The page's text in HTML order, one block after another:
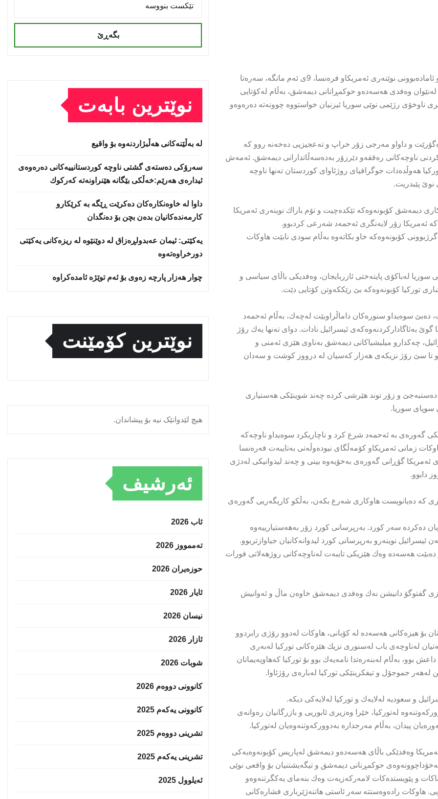
له‌دوایین كۆبونه‌وه‌ی نێوان هه‌سه‌ده‌و رژیمی نوێی سوریا به‌نێوانگرى و ئاماده‌بوونی نوێنه‌ری ئه‌مریكاو فره‌نسا، 9ی ئه‌م مانگه‌، سه‌رەتا
وه‌فدی هه‌سه‌دەو حوكمڕانانی دیمه‌شق، به‌ڵام له‌كۆتایی
ناوخۆی رژێمی نوێی سوریا ئیزنیان خواستووه‌ چوونه‌ته‌ ده‌ره‌وه‌و
ده‌گۆرێت و داواو مه‌رجی زۆر خراپ و ته‌عجیزیی ده‌خه‌نه‌ روو كه‌
ناوچه‌كانی ره‌ققه‌و دێرزۆر به‌ده‌سه‌ڵاتدارانی دیمه‌شق. ئه‌مه‌ش
هه‌وڵده‌دات جوگرافیای روژئاوای كوردستان ته‌نها ناوچه‌
پێبدریت.
دیمه‌شق كۆبونه‌وه‌كه‌ تێكده‌چیت و تۆم باراك نوینه‌رى ئه‌مریكا
ئه‌مریكا زۆر لایه‌نگری ئه‌حمه‌د شه‌رعی كردبوو.
كۆبونه‌وه‌كه‌ خاو بكاته‌وه‌ به‌ڵام سودی نابێت هاوکات‌
شه‌رع و وه‌فدێكی سوریا له‌باكۆی پایته‌ختی ئازربایجان، وه‌فدیكی باڵای سیاسی و
توركیا كۆبونه‌وه‌كه‌ بێ رێككه‌وتن كۆتایی دێت.
ده‌بێ سوه‌یداو سنوره‌كان داماڵراوبێت له‌چه‌ك، به‌ڵام ئه‌حمه‌د
به‌ئاگاداركردنه‌وەكەی ئیسرائیل نادات. دوای ته‌نها یه‌ك رۆژ
چه‌كدارو میلیشیاكانی دیمه‌شق به‌ناوی هێزی ئه‌منی و
تا سێ رۆژ نزیكه‌ی هه‌زار كه‌سیان لە درووز كوشت و سه‌دان
دەستبەجێ و زۆر توند هێرشی كرده‌ چه‌ند شوینێكی هه‌ستیاری
سوپای سوریا.
گه‌وره‌ی به‌ ئه‌حمه‌د شرع كرد و ناچاریکرد سوه‌یداو ناوچه‌كه‌
زمانی ئه‌مریكاو كۆمه‌ڵگای نیوده‌وڵه‌تی به‌تایبه‌ت فه‌ره‌نسا
ئه‌مریكا گۆڕانی گه‌وره‌ی به‌خۆیه‌وه‌ بینی و چه‌ند لیدوانیكی له‌دژی
دابوو.
كه‌ ده‌یانویست هاوكاری شه‌رع بكه‌ن، به‌ڵكو كاریگه‌ریی گه‌وره‌ی
ده‌كرده‌ سه‌ر كورد. به‌رپرسانی كورد زۆر به‌هه‌ستیارییه‌وه‌
نوینه‌رو به‌رپرسانی كورد لیدوانه‌كانیان جیاوازتربوو.
ده‌بێت هه‌سه‌ده‌ وه‌ك هێزیكی تایبه‌ت له‌ناوچه‌كانی روژهه‌لاتی فورات
گفتوگۆ دانیشن نه‌ك وه‌فدی دیمه‌شق خاوه‌ن ماڵ و ئه‌وانیش
بۆ هیزه‌كانی هه‌سه‌ده‌ له‌ كۆبانی، هاوكات له‌دوو رۆژی رابردوو
له‌ناوچه‌ی باب له‌سنوری نزیك هێزه‌كانی توركیا له‌به‌ری
بوو، به‌ڵام له‌بنه‌ره‌تدا نامه‌یه‌ك بوو بۆ توركیا كه‌هاوپەیمانان
جموجۆل و تیفكرینێكی توركیا له‌باره‌ی رۆژئاوا.
و سعودیه‌ له‌لایه‌ك و توركیا له‌لایه‌كی دیكه‌.
له‌توركیا، خێرا وه‌زیری ئابوریی و بازرگانیان ره‌وانه‌ی
ئه‌مریكا وه‌فدێكی باڵای هه‌سه‌ده‌و دیمەشق‌ له‌پاریس كۆبونه‌وه‌یه‌كی
حوكمڕنانی دیمەشق و تیگه‌یشتنیان بۆ واقعی نوێى
و پێویستده‌كات لامه‌ركه‌زیه‌ت وه‌ك بنه‌مای یه‌كگرتنه‌وه‌و
هاوكات راده‌وه‌ستته‌ سه‌ر ئاستی هاتنه‌ژێرباری فشاره‌كانی
بگەڕێ
نوێترین بابەت
لە بەڵێنەکانی هەڵبژاردنەوە بۆ واقیع
سه‌رۆكی دەستەی گشتی ناوچە كوردستانییەكانی دەرەوەی
ئیدارەی هەرێم:خه‌ڵكی بێگانه‌ هێنراونه‌ته‌ كه‌ركوك
داوا لە خاوەنکارەکان دەکرێت ڕێگە بە کرێکارو
کارمەندەکانیان بدەن بچن بۆ دەنگدان
یه‌كێتی: ئیمان عه‌بدولڕه‌زاق له‌ دوێنێوه‌ له‌ ریزه‌كانی یه‌كێتی
دورخراوه‌ته‌وه‌
چوار هەزار پارچە زەوی بۆ ئەم توێژە ئامدەکراوە
نوێترین کۆمێنت
هیچ لێدوانێک نیە بۆ پیشاندان.
ئەرشیف
ئاب 2026
تەممووز 2026
حوزه‌یران 2026
ئایار 2026
نیسان 2026
ئازار 2026
شوبات 2026
کانوونی دووەم 2026
کانوونی یەکەم 2025
تشرینی دووەم 2025
تشرینی یەکەم 2025
ئەیلوول 2025